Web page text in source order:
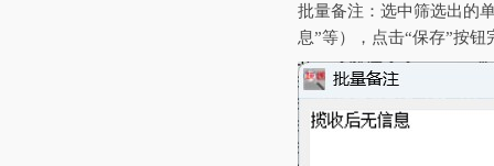
批量备注‌：选中筛选出的
息”等），点击“保存”按钮